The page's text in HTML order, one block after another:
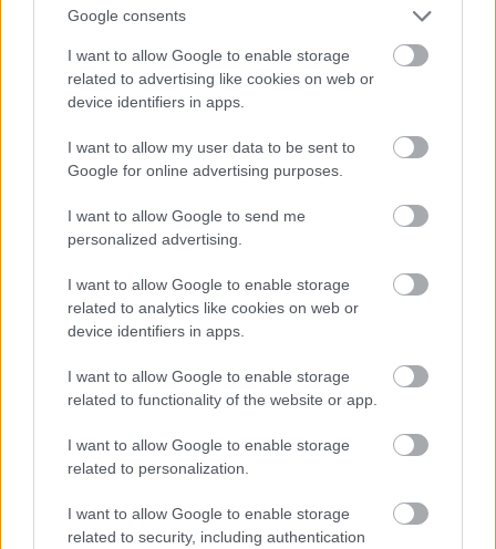
Google consents
I want to allow Google to enable storage
related to advertising like cookies on web or
device identifiers in apps.
I want to allow my user data to be sent to
Google for online advertising purposes.
I want to allow Google to send me
personalized advertising.
I want to allow Google to enable storage
related to analytics like cookies on web or
device identifiers in apps.
I want to allow Google to enable storage
related to functionality of the website or app.
I want to allow Google to enable storage
related to personalization.
I want to allow Google to enable storage
related to security, including authentication
Saatavien seuranta
Maksumuistutukset ja hyvityslaskut
Myynnin raportointi
Asiakkuudenhallinta
Tuoterekisteri
Tilausvahvistukset, tarjoukset ja lähetteet
(Yksittäinen lasku)